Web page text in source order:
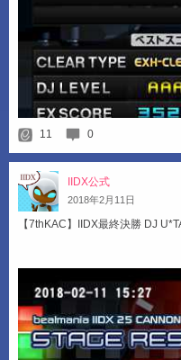
11 0
IIDX公式
2018年2月 11 日
【7thKAC】IIDX最終決勝 DJ